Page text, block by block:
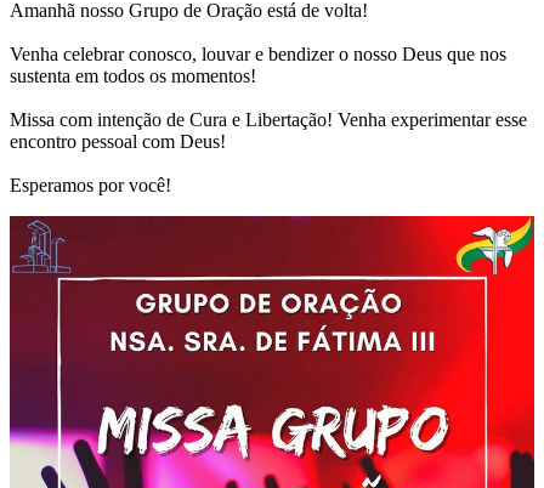
Amanhã nosso Grupo de Oração está de volta!
Venha celebrar conosco, louvar e bendizer o nosso Deus que nos
sustenta em todos os momentos!
Missa com intenção de Cura e Libertação! Venha experimentar esse
encontro pessoal com Deus!
Esperamos por você!